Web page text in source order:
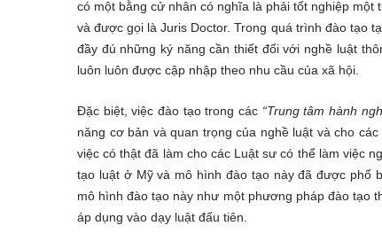
có một bằng cử nhân có nghĩa là phải tốt nghiệp
và được gọi là Juris Doctor. Trong quá trình đào tạo
đầy đú những ký năng cần thiết đối với nghề luật
luôn luôn được cập nhập theo nhu cầu của xã hội.
Đặc biệt, việc đào tạo trong các “Trung tâm hành
năng cơ bản và quan trọng của nghề luật và cho
việc có thật đã làm cho các Luật sư có thể làm việc
tạo luật ở Mỹ và mô hình đào tạo này đã được phổ
mô hình đào tạo này như một phương pháp đào tạo
áp dụng vào dạy luật đấu tiên.